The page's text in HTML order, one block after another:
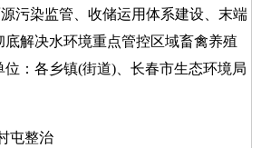
污染监管、收储运用体系建设、末端
底解决水环境重点管控区域畜禽养殖
：各乡镇(街道)、长春市生态环境局
屯整治